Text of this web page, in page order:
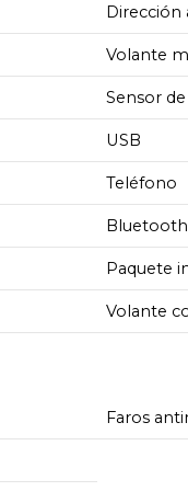
Dirección
Volante
Sensor
USB
Teléfono
Paquete
Volante
Faros